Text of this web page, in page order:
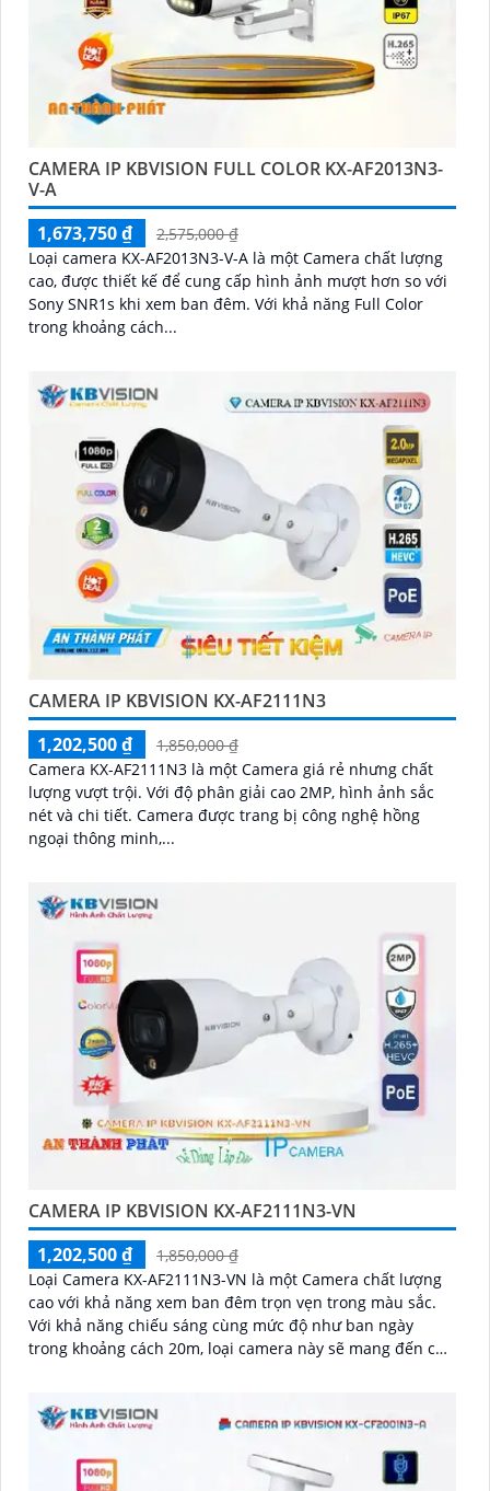
CAMERA IP KBVISION FULL COLOR KX-AF2013N3-
V-A
1,673,750 ₫
2,575,000 ₫
Loại camera KX-AF2013N3-V-A là một Camera chất lượng
cao, được thiết kế để cung cấp hình ảnh mượt hơn so với
Sony SNR1s khi xem ban đêm. Với khả năng Full Color
trong khoảng cách...
CAMERA IP KBVISION KX-AF2111N3
1,202,500 ₫
1,850,000 ₫
Camera KX-AF2111N3 là một Camera giá rẻ nhưng chất
lượng vượt trội. Với độ phân giải cao 2MP, hình ảnh sắc
nét và chi tiết. Camera được trang bị công nghệ hồng
ngoại thông minh,...
CAMERA IP KBVISION KX-AF2111N3-VN
1,202,500 ₫
1,850,000 ₫
Loại Camera KX-AF2111N3-VN là một Camera chất lượng
cao với khả năng xem ban đêm trọn vẹn trong màu sắc.
Với khả năng chiếu sáng cùng mức độ như ban ngày
trong khoảng cách 20m, loại camera này sẽ mang đến cho